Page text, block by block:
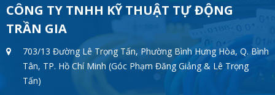
CÔNG TY TNHH KỸ THUẬT TỰ ĐỘNG
TRẦN GIA
703/13 Đường Lê Trọng Tấn, Phường Bình Hưng Hòa, Q. Bình
Tân, TP. Hồ Chí Minh (Góc Phạm Đăng Giảng & Lê Trọng
Tấn)